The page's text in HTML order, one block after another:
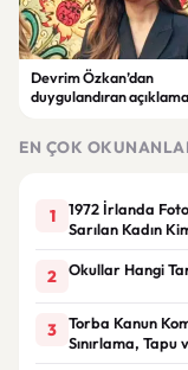
Devrim Özkan’dan
duygulandıran
EN ÇOK
1
1972 İrlanda
Sarılan Kadın
2 Okullar Hangi
3
Torba Kanun
Sınırlama,